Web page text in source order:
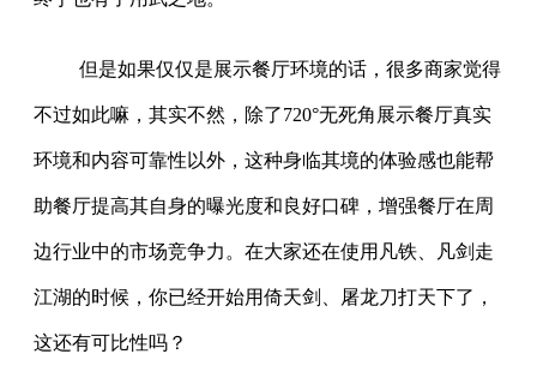
但是如果仅仅是展示餐厅环境的话，很多商家觉得
不过如此嘛，其实不然，除了720°无死角展示餐厅真实
环境和内容可靠性以外，这种身临其境的体验感也能帮
助餐厅提高其自身的曝光度和良好口碑，增强餐厅在周
边行业中的市场竞争力。在大家还在使用凡铁、凡剑走
江湖的时候，你已经开始用倚天剑、屠龙刀打天下了，
这还有可比性吗？